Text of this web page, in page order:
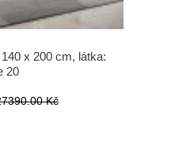
x 200 cm, látka:
20
Kč